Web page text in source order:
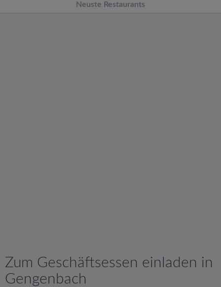
Neuste Restaurants
Zum Geschäftsessen einladen in
Gengenbach